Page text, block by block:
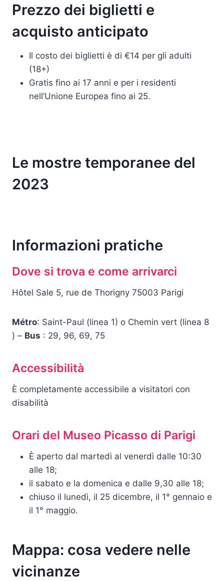
Prezzo dei biglietti e
acquisto anticipato
Il costo dei biglietti è di €14 per gli adulti
(18+)
Gratis fino ai 17 anni e per i residenti
nell’Unione Europea fino ai 25.
Le mostre temporanee del
2023
Informazioni pratiche
Dove si trova e come arrivarci
Hôtel Sale 5, rue de Thorigny 75003 Parigi
Métro: Saint-Paul (linea 1) o Chemin vert (linea 8
) – Bus : 29, 96, 69, 75
Accessibilità
È completamente accessibile a visitatori con
disabilità
Orari del Museo Picasso di Parigi
È aperto dal martedì al venerdì dalle 10:30
alle 18;
il sabato e la domenica e dalle 9,30 alle 18;
chiuso il lunedì, il 25 dicembre, il 1° gennaio e
il 1° maggio.
Mappa: cosa vedere nelle
vicinanze